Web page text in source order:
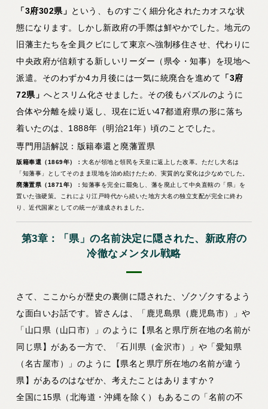
「3府302県」 という、ものすごく細分化されたカオスな状
態になります。しかし新政府の手際は鮮やかでした。地元の
旧藩主たちを全員クビにして東京へ強制移住させ、代わりに
中央政府が信頼する新しいリーダー（県令・知事）を現地へ
派遣。そのわずか4カ月後には一気に統廃合を進めて 「3府
72県」へとスリム化させました。その後もパズルのように
合体や分離を繰り返し、現在に近い47都道府県の形に落ち
着いたのは、1888年（明治21年）頃のことでした。
専門用語解説：版籍奉還と廃藩置県
版籍奉還（1869年）：大名が領地と領民を天皇に返上した改革。ただし大名は
「知藩事」としてそのまま現地を治め続けたため、実質的な変化は少なめでした。
廃藩置県（1871年）：知藩事を完全に罷免し、藩を廃止して中央直轄の「県」を
置いた強硬策。これにより江戸時代から続いた地方大名の独立支配が完全に終わ
り、近代国家としての統一が達成されました。
第3章：「県」の名前決定に隠された、新政府の
冷徹なメンタル戦略
さて、ここからが歴史の裏側に隠された、ゾクゾクするよう
な面白いお話です。皆さんは、「鹿児島県（鹿児島市）」や
「山口県（山口市）」のように【県名と県庁所在地の名前が
同じ県】がある一方で、「石川県（金沢市）」や「愛知県
（名古屋市）」のように【県名と県庁所在地の名前が違う
県】があるのはなぜか、考えたことはありますか？
全国に15県（北海道・沖縄を除く）もあるこの「名前の不